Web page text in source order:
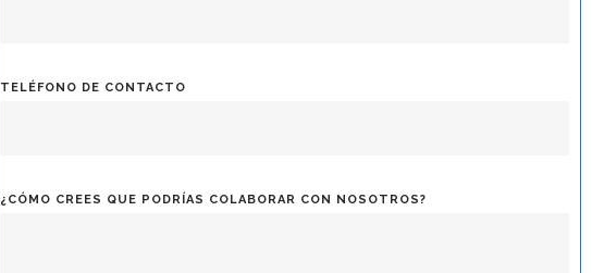
TELÉFONO DE CONTACTO
¿CÓMO CREES QUE PODRÍAS COLABORAR CON NOSOTROS?